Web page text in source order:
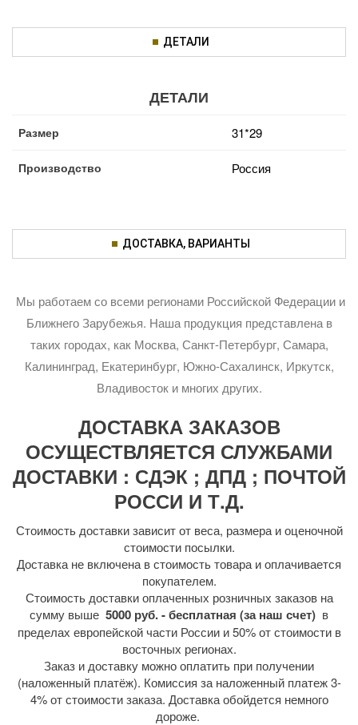
ДЕТАЛИ
ДЕТАЛИ
Размер 31*29
Производство Россия
ДОСТАВКА, ВАРИАНТЫ
Мы работаем со всеми регионами Российской Федерации и
Ближнего Зарубежья. Наша продукция представлена в
таких городах, как Москва, Санкт-Петербург, Самара,
Калининград, Екатеринбург, Южно-Сахалинск, Иркутск,
Владивосток и многих других.
ДОСТАВКА ЗАКАЗОВ
ОСУЩЕСТВЛЯЕТСЯ СЛУЖБАМИ
ДОСТАВКИ : СДЭК ; ДПД ; ПОЧТОЙ
РОССИ И Т.Д.
Стоимость доставки зависит от веса, размера и оценочной
стоимости посылки.
Доставка не включена в стоимость товара и оплачивается
покупателем.
Стоимость доставки оплаченных розничных заказов на
сумму выше 5000 руб. - бесплатная (за наш счет) в
пределах европейской части России и 50% от стоимости в
восточных регионах.
Заказ и доставку можно оплатить при получении
(наложенный платёж). Комиссия за наложенный платеж 3-
4% от стоимости заказа. Доставка обойдется немного
дороже.